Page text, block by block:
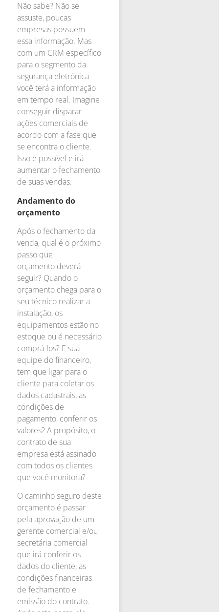
Não sabe? Não se
assuste, poucas
empresas possuem
essa informação. Mas
com um CRM específico
para o segmento da
segurança eletrônica
você terá a informação
em tempo real. Imagine
conseguir disparar
ações comerciais de
acordo com a fase que
se encontra o cliente.
Isso é possível e irá
aumentar o fechamento
de suas vendas.
Andamento do
orçamento
Após o fechamento da
venda, qual é o próximo
passo que
orçamento deverá
seguir? Quando o
orçamento chega para o
seu técnico realizar a
instalação, os
equipamentos estão no
estoque ou é necessário
comprá-los? E sua
equipe do financeiro,
tem que ligar para o
cliente para coletar os
dados cadastrais, as
condições de
pagamento, conferir os
valores? A propósito, o
contrato de sua
empresa está assinado
com todos os clientes
que você monitora?
O caminho seguro deste
orçamento é passar
pela aprovação de um
gerente comercial e/ou
secretária comercial
que irá conferir os
dados do cliente, as
condições financeiras
de fechamento e
emissão do contrato.